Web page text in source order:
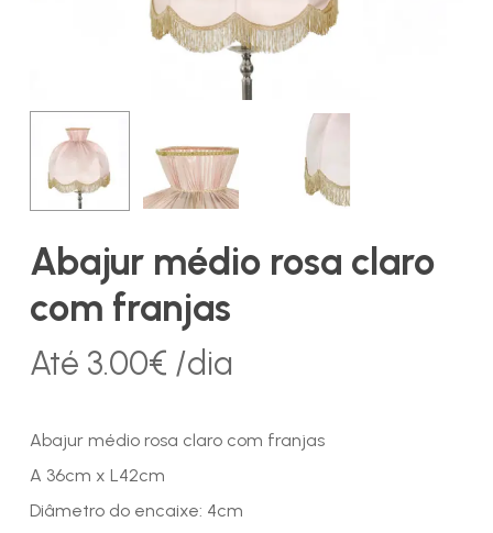
Abajur médio rosa claro
com franjas
Até 3.00€ /dia
Abajur médio rosa claro com franjas
A 36cm x L42cm
Diâmetro do encaixe: 4cm